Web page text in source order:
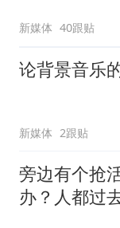
新媒体 40跟贴
论背景音乐
新媒体 2跟贴
旁边有个抢
办？人都过